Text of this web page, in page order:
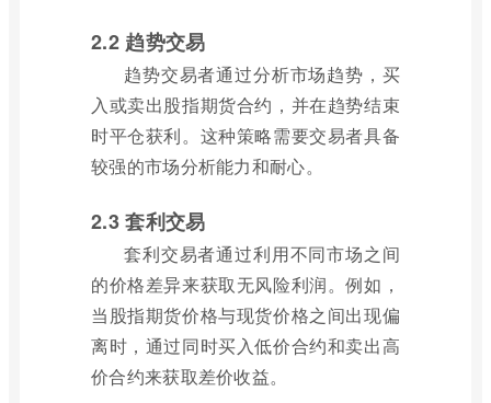
2.2 趋势交易
趋势交易者通过分析市场趋势，买
入或卖出股指期货合约，并在趋势结束
时平仓获利。这种策略需要交易者具备
较强的市场分析能力和耐心。
2.3 套利交易
套利交易者通过利用不同市场之间
的价格差异来获取无风险利润。例如，
当股指期货价格与现货价格之间出现偏
离时，通过同时买入低价合约和卖出高
价合约来获取差价收益。